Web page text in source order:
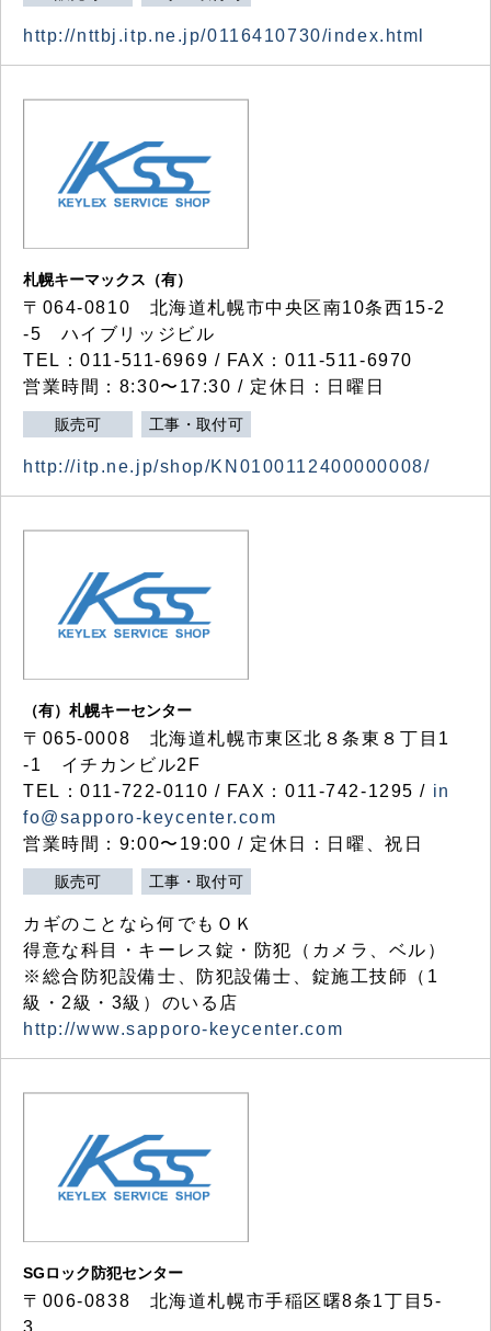
http://nttbj.itp.ne.jp/0116410730/index.html
札幌キーマックス（有）
〒064-0810 北海道札幌市中央区南10条西15-2
-5 ハイブリッジビル
TEL：011-511-6969 / FAX：011-511-6970
営業時間：8:30〜17:30 / 定休日：日曜日
販売可 工事・取付可
http://itp.ne.jp/shop/KN0100112400000008/
（有）札幌キーセンター
〒065-0008 北海道札幌市東区北８条東８丁目1
-1 イチカンビル2F
TEL：011-722-0110 / FAX：011-742-1295 / in
fo@sapporo-keycenter.com
営業時間：9:00〜19:00 / 定休日：日曜、祝日
販売可 工事・取付可
カギのことなら何でもＯＫ
得意な科目・キーレス錠・防犯（カメラ、ベル）
※総合防犯設備士、防犯設備士、錠施工技師（1
級・2級・3級）のいる店
http://www.sapporo-keycenter.com
SGロック防犯センター
〒006-0838 北海道札幌市手稲区曙8条1丁目5-
3